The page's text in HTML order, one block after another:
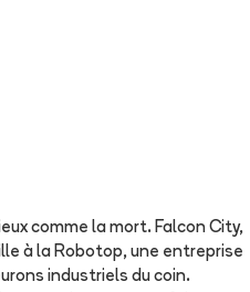
comme la mort. Falcon City,
à la Robotop, une entreprise
industriels du coin.